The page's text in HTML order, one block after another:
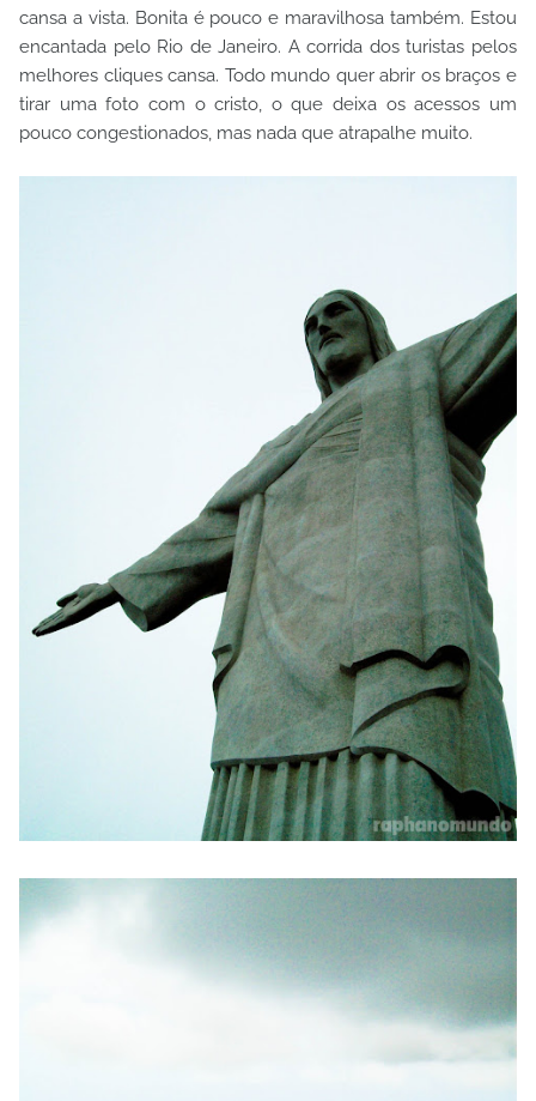
cansa a vista. Bonita é pouco e maravilhosa também. Estou
encantada pelo Rio de Janeiro. A corrida dos turistas pelos
melhores cliques cansa. Todo mundo quer abrir os braços e
tirar uma foto com o cristo, o que deixa os acessos um
pouco congestionados, mas nada que atrapalhe muito.